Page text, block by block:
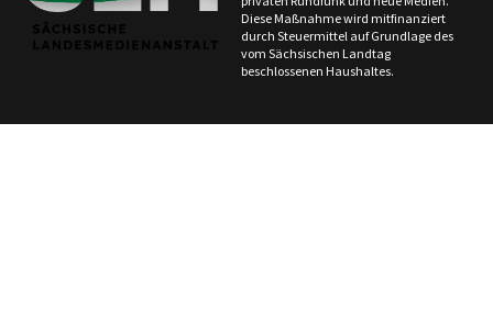
Diese Maßnahme wird mitfinanziert
durch Steuermittel auf Grundlage des
vom Sächsischen Landtag
beschlossenen Haushaltes.